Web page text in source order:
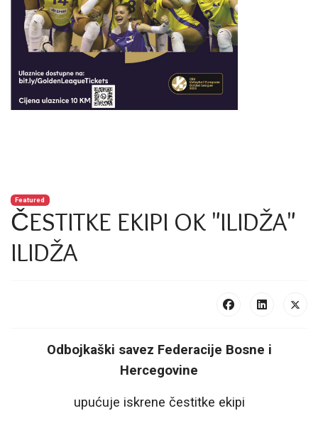
Featured
ČESTITKE EKIPI OK "ILIDŽA"
ILIDŽA
Odbojkaški savez Federacije Bosne i
Hercegovine
upućuje iskrene čestitke ekipi